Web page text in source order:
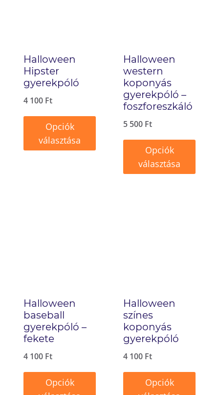
Halloween
Hipster
gyerekpóló
4 100 Ft
Opciók
választása
termékoldalon
választhatók
ki
Halloween
western
koponyás
gyerekpóló –
foszforeszkáló
5 500 Ft
Opciók
választása
a
termékoldalon
választhatók
ki
Halloween
baseball
gyerekpóló –
fekete
4 100 Ft
Opciók
Halloween
színes
koponyás
gyerekpóló
4 100 Ft
Opciók